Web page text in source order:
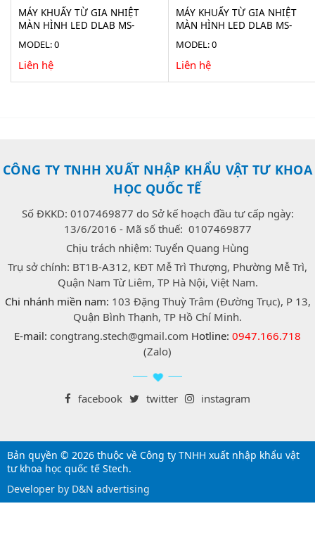
MÁY KHUẤY TỪ GIA NHIỆT
MÀN HÌNH LED DLAB MS-
MODEL: 0
Liên hệ
MÁY KHUẤY TỪ GIA NHIỆT
MÀN HÌNH LED DLAB MS-
MODEL: 0
Liên hệ
CÔNG TY TNHH XUẤT NHẬP KHẨU VẬT TƯ KHOA
HỌC QUỐC TẾ
Số ĐKKD: 0107469877 do Sở kế hoạch đầu tư cấp ngày:
13/6/2016 - Mã số thuế: 0107469877
Chịu trách nhiệm: Tuyển Quang Hùng
Trụ sở chính: BT1B-A312, KĐT Mễ Trì Thượng, Phường Mễ Trì,
Quận Nam Từ Liêm, TP Hà Nội, Việt Nam.
Chi nhánh miền nam: 103 Đặng Thuỳ Trâm (Đường Trục), P 13,
Quận Bình Thạnh, TP Hồ Chí Minh.
E-mail: congtrang.stech@gmail.com Hotline: 0947.166.718
(Zalo)
facebook twitter instagram
Bản quyền © 2026 thuộc về Công ty TNHH xuất nhập khẩu vật
tư khoa học quốc tế Stech.
Developer by D&N advertising